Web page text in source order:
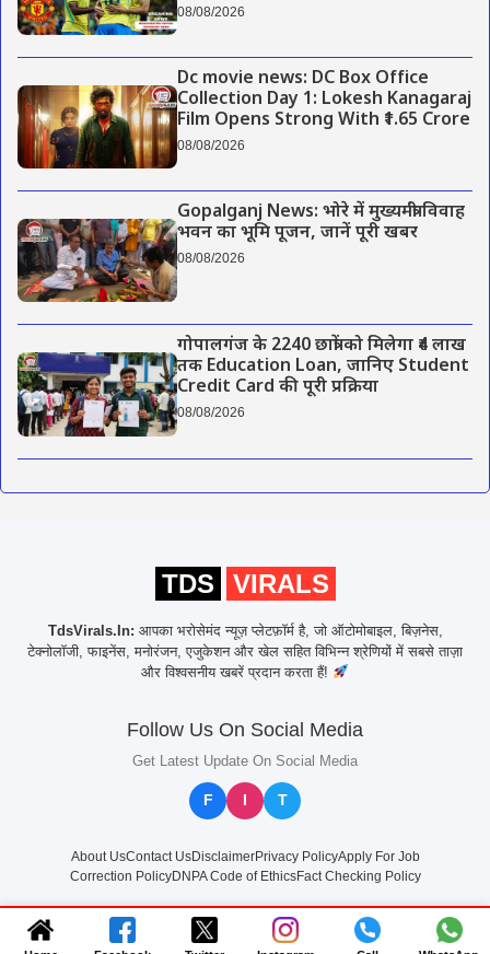
08/08/2026
Dc movie news: DC Box Office
Collection Day 1: Lokesh Kanagaraj
Film Opens Strong With ₹1.65 Crore
08/08/2026
Gopalganj News: भोरे में मुख्यमंत्री विवाह
भवन का भूमि पूजन, जानें पूरी खबर
08/08/2026
गोपालगंज के 2240 छात्रों को मिलेगा ₹4 लाख
तक Education Loan, जानिए Student
Credit Card की पूरी प्रक्रिया
08/08/2026
TDS VIRALS
TdsVirals.In: आपका भरोसेमंद न्यूज़ प्लेटफ़ॉर्म है, जो ऑटोमोबाइल, बिज़नेस,
टेक्नोलॉजी, फाइनेंस, मनोरंजन, एजुकेशन और खेल सहित विभिन्न श्रेणियों में सबसे ताज़ा
और विश्वसनीय खबरें प्रदान करता हैं!
Follow Us On Social Media
Get Latest Update On Social Media
F I T
About UsContact UsDisclaimerPrivacy PolicyApply For Job
Correction PolicyDNPA Code of EthicsFact Checking Policy
© 2025 TdsVirals.In All rights reserved